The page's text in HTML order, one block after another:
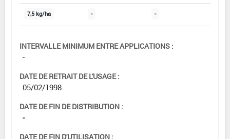
7,5 kg/ha - -
INTERVALLE MINIMUM ENTRE APPLICATIONS :
-
DATE DE RETRAIT DE L'USAGE :
05/02/1998
DATE DE FIN DE DISTRIBUTION :
-
DATE DE FIN D'UTILISATION :